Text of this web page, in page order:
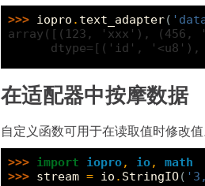
>>> iopro . text_adapter(
array([(123, 'xxx'), (456,
dtype=[('id', '<u8'),
在适配器中按摩数据
自定义函数可用于在读取值时修改值
>>> import iopro, io,
math
>>> stream = io . StringIO(